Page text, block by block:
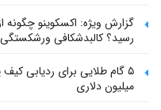
گزارش ویژه: اکسکوینو چگونه
رسید؟ کالبدشکافی
۵ گام طلایی برای ردیابی
میلیون دلاری